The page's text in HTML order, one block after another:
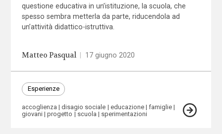
questione educativa in un’istituzione, la scuola, che
spesso sembra metterla da parte, riducendola ad
un’attività didattico-istruttiva.
Matteo Pasqual 17 giugno 2020
Esperienze
accoglienza disagio sociale educazione
famiglie
giovani
progetto scuola sperimentazioni